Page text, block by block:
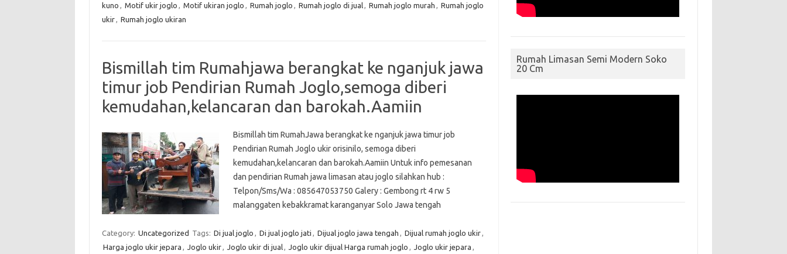
kuno , Motif ukir joglo , Motif ukiran joglo , Rumah joglo , Rumah joglo di jual, Rumah joglo murah , Rumah joglo
ukir, Rumah joglo ukiran
Bismillah tim Rumahjawa berangkat ke nganjuk jawa
timur job Pendirian Rumah Joglo,semoga diberi
kemudahan,kelancaran dan barokah.Aamiin
Bismillah tim RumahJawa berangkat ke nganjuk jawa timur job
Pendirian Rumah Joglo ukir orisinilo, semoga diberi
kemudahan,kelancaran dan barokah.Aamiin Untuk info pemesanan
dan pendirian Rumah jawa limasan atau joglo silahkan hub :
Telpon/Sms/Wa : 085647053750 Galery : Gembong rt 4 rw 5
malanggaten kebakkramat karanganyar Solo Jawa tengah
Category: Uncategorized Tags: Di jual joglo , Di jual joglo jati , Dijual joglo jawa tengah , Dijual rumah joglo ukir,
Harga joglo ukir jepara , Joglo ukir, Joglo ukir di jual, Joglo ukir dijual Harga rumah joglo , Joglo ukir jepara ,
Rumah Limasan Semi Modern Soko
20 Cm